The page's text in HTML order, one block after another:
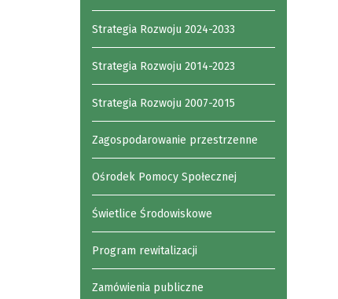
Strategia Rozwoju 2024-2033
Strategia Rozwoju 2014-2023
Strategia Rozwoju 2007-2015
Zagospodarowanie przestrzenne
Ośrodek Pomocy Społecznej
Świetlice Środowiskowe
Program rewitalizacji
Zamówienia publiczne